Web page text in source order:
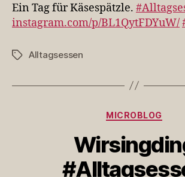
Ein Tag für Käsespätzle.
instagram.com/p/BL1QytFDYuW/
Schlagwörter
Alltagsessen
Kategorien
MICROBLOG